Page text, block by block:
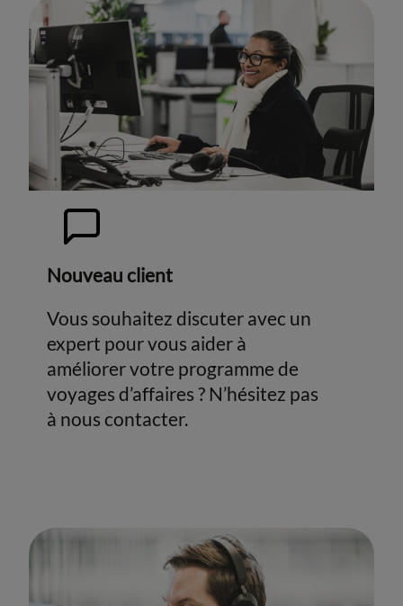
Nouveau client
Vous souhaitez discuter avec un
expert pour vous aider à
améliorer votre programme de
voyages d’affaires ? N’hésitez pas
à nous contacter.